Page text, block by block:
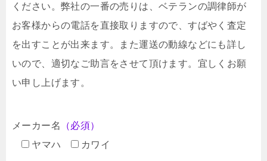
ください。弊社の一番の売りは、ベテランの調律師が
お客様からの電話を直接取りますので、すばやく査定
を出すことが出来ます。また運送の動線などにも詳し
いので、適切なご助言をさせて頂けます。宜しくお願
い申し上げます。
メーカー名
（必須）
ヤマハ
カワイ